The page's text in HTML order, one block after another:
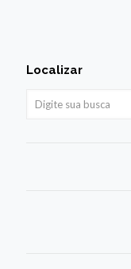
Localizar